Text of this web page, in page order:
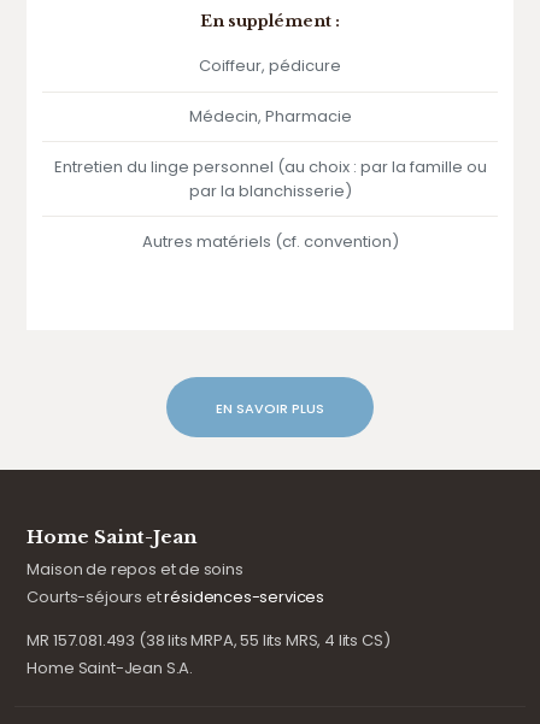
En supplément :
Coiffeur, pédicure
Médecin, Pharmacie
Entretien du linge personnel (au choix : par la famille ou
par la blanchisserie)
Autres matériels (cf. convention)
EN SAVOIR PLUS
Home Saint-Jean
Maison de repos et de soins
Courts-séjours etrésidences-services
MR 157.081.493 (38 lits MRPA, 55 lits MRS, 4 lits CS)
Home Saint-Jean S.A.